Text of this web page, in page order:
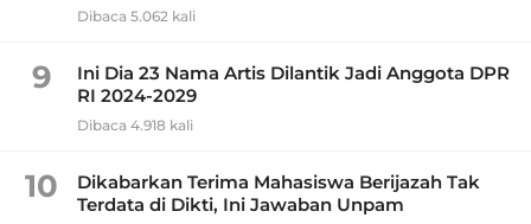
Dibaca 5.062 kali
9
Ini Dia 23 Nama Artis Dilantik Jadi Anggota DPR
RI 2024-2029
Dibaca 4.918 kali
10
Dikabarkan Terima Mahasiswa Berijazah Tak
Terdata di Dikti, Ini Jawaban Unpam